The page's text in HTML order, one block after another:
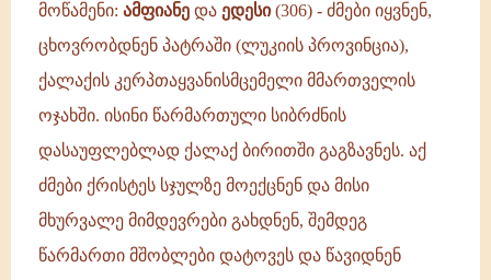
მოწამენი: ამფიანე და ედესი(306) - ძმები იყვნენ,
ცხოვრობდნენ პატრაში (ლუკიის პროვინცია),
ქალაქის კერპთაყვანისმცემელი მმართველის
ოჯახში. ისინი წარმართული სიბრძნის
დასაუფლებლად ქალაქ ბირითში გაგზავნეს. აქ
ძმები ქრისტეს სჯულზე მოექცნენ და მისი
მხურვალე მიმდევრები გახდნენ, შემდეგ
წარმართი მშობლები დატოვეს და წავიდნენ